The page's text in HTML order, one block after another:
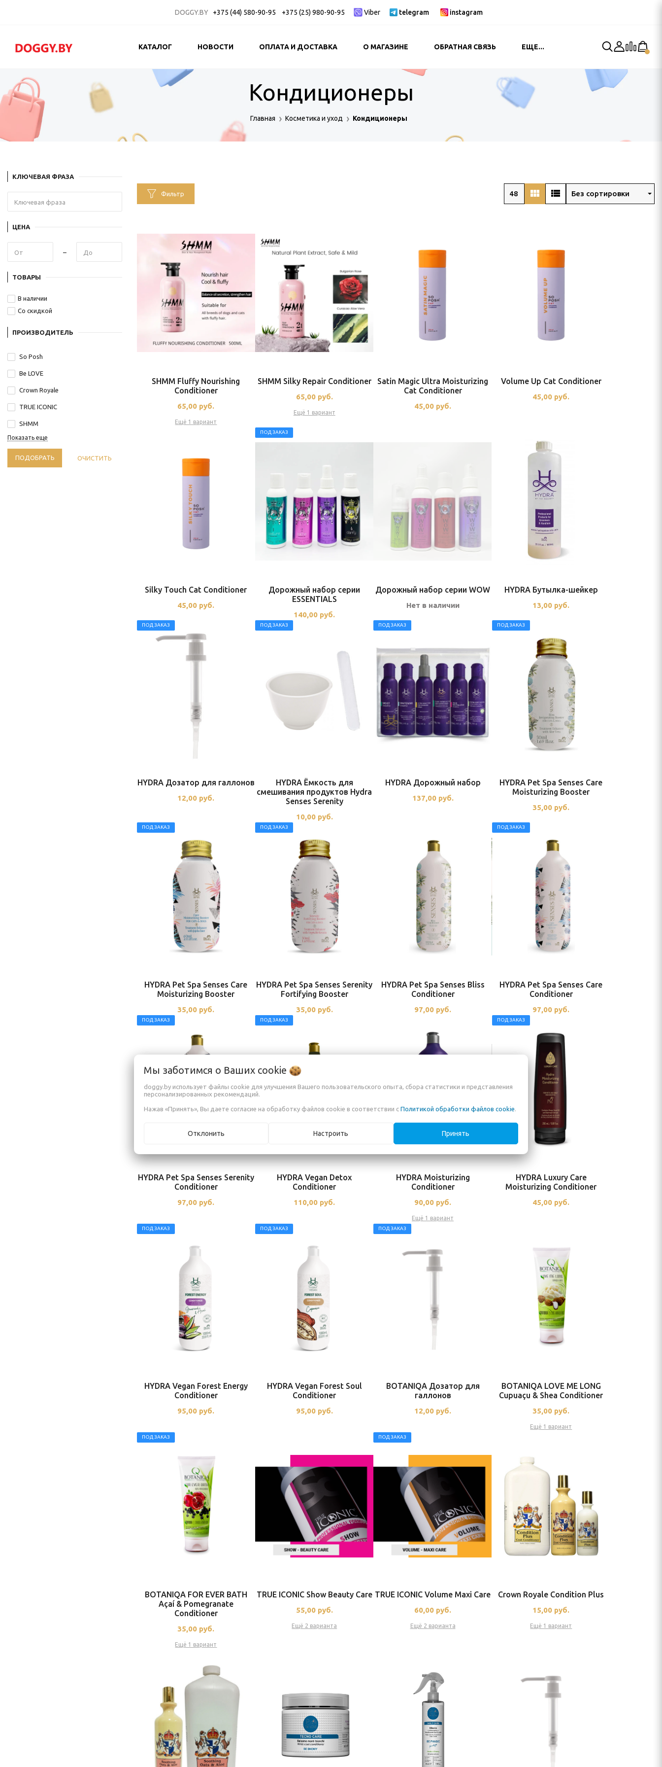
DOGGY.BY +375 (44) 580-90-95 +375 (25) 980-90-95 Viber telegram instagram
КАТАЛОГ НОВОСТИ ОПЛАТА И ДОСТАВКА О МАГАЗИНЕ ОБРАТНАЯ СВЯЗЬ ЕЩЕ...
Кондиционеры
Главная Косметика и уход Кондиционеры
КЛЮЧЕВАЯ ФРАЗА
ЦЕНА
ТОВАРЫ
В наличии
Со скидкой
ПРОИЗВОДИТЕЛЬ
So Posh
Be LOVE
Crown Royale
TRUE ICONIC
SHMM
Показать еще
ПОДОБРАТЬ ОЧИСТИТЬ
Фильтр 48 view_module view_list Без сортировки
SHMM Fluffy Nourishing
Conditioner
65,00 руб.
Ещё 1 вариант
SHMM Silky Repair Conditioner
65,00 руб.
Ещё 1 вариант
Satin Magic Ultra Moisturizing
Cat Conditioner
45,00 руб.
Volume Up Cat Conditioner
45,00 руб.
Silky Touch Cat Conditioner
45,00 руб.
ПОД ЗАКАЗ
Дорожный набор серии
ESSENTIALS
140,00 руб.
Дорожный набор серии WOW
Нет в наличии
HYDRA Бутылка-шейкер
13,00 руб.
ПОД ЗАКАЗ
HYDRA Дозатор для галлонов
12,00 руб.
ПОД ЗАКАЗ
HYDRA Ёмкость для
смешивания продуктов Hydra
Senses Serenity
10,00 руб.
ПОД ЗАКАЗ
HYDRA Дорожный набор
137,00 руб.
ПОД ЗАКАЗ
HYDRA Pet Spa Senses Care
Moisturizing Booster
35,00 руб.
ПОД ЗАКАЗ
HYDRA Pet Spa Senses Care
Moisturizing Booster
35,00 руб.
ПОД ЗАКАЗ
HYDRA Pet Spa Senses Serenity
Fortifying Booster
35,00 руб.
HYDRA Pet Spa Senses Bliss
Conditioner
97,00 руб.
ПОД ЗАКАЗ
HYDRA Pet Spa Senses Care
Conditioner
97,00 руб.
ПОД ЗАКАЗ
HYDRA Pet Spa Senses Serenity
Conditioner
97,00 руб.
ПОД ЗАКАЗ
HYDRA Vegan Detox
Conditioner
110,00 руб.
HYDRA Moisturizing
Conditioner
90,00 руб.
Ещё 1 вариант
ПОД ЗАКАЗ
HYDRA Luxury Care
Moisturizing Conditioner
45,00 руб.
ПОД ЗАКАЗ
HYDRA Vegan Forest Energy
Conditioner
95,00 руб.
ПОД ЗАКАЗ
HYDRA Vegan Forest Soul
Conditioner
95,00 руб.
ПОД ЗАКАЗ
BOTANIQA Дозатор для
галлонов
12,00 руб.
BOTANIQA LOVE ME LONG
Cupuaçu & Shea Conditioner
35,00 руб.
Ещё 1 вариант
ПОД ЗАКАЗ
BOTANIQA FOR EVER BATH
Açaí & Pomegranate
Conditioner
35,00 руб.
Ещё 1 вариант
TRUE ICONIC Show Beauty Care
55,00 руб.
Ещё 2 варианта
ПОД ЗАКАЗ
TRUE ICONIC Volume Maxi Care
60,00 руб.
Ещё 2 варианта
Crown Royale Condition Plus
15,00 руб.
Ещё 1 вариант
Мы заботимся о Ваших cookie
doggy.by использует файлы cookie для улучшения Вашего пользовательского опыта, сбора статистики и представления
персонализированных рекомендаций.
Нажав «Принять», Вы даете согласие на обработку файлов cookie в соответствии с Политикой обработки файлов cookie.
Отклонить Настроить Принять